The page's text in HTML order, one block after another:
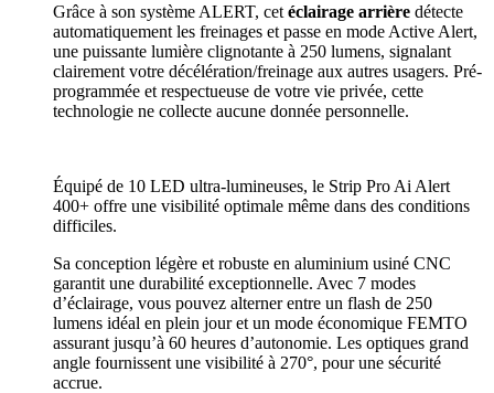
Grâce à son système ALERT, cet éclairage arrière détecte
automatiquement les freinages et passe en mode Active Alert,
une puissante lumière clignotante à 250 lumens, signalant
clairement votre décélération/freinage aux autres usagers. Pré-
programmée et respectueuse de votre vie privée, cette
technologie ne collecte aucune donnée personnelle.
Équipé de 10 LED ultra-lumineuses, le Strip Pro Ai Alert
400+ offre une visibilité optimale même dans des conditions
difficiles.
Sa conception légère et robuste en aluminium usiné CNC
garantit une durabilité exceptionnelle. Avec 7 modes
d’éclairage, vous pouvez alterner entre un flash de 250
lumens idéal en plein jour et un mode économique FEMTO
assurant jusqu’à 60 heures d’autonomie. Les optiques grand
angle fournissent une visibilité à 270°, pour une sécurité
accrue.